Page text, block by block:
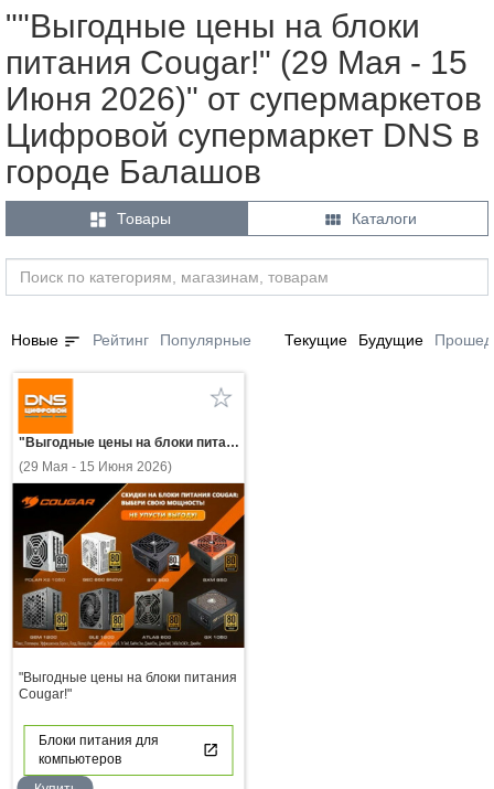
""Выгодные цены на блоки
питания Cougar!" (29 Мая - 15
Июня 2026)" от супермаркетов
Цифровой супермаркет DNS в
городе Балашов
 Товары  Каталоги
Новые sort Рейтинг Популярные Текущие Будущие
"Выгодные цены на блоки питания Cougar!"
(29 Мая - 15 Июня 2026)
"Выгодные цены на блоки питания
Cougar!"
Блоки питания для
компьютеров